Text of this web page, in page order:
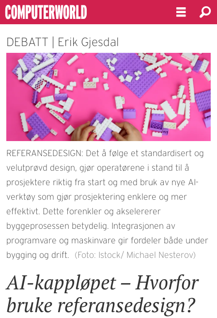
DEBATT | Erik Gjesdal
REFERANSEDESIGN: Det å følge et standardisert og
velutprøvd design, gjør operatørene i stand til å
prosjektere riktig fra start og med bruk av nye AI-
verktøy som gjør prosjektering enklere og mer
effektivt. Dette forenkler og akselererer
byggeprosessen betydelig. Integrasjonen av
programvare og maskinvare gir fordeler både under
bygging og drift.
(Foto: Istock/ Michael Nesterov)
AI-kappløpet – Hvorfor
bruke referansedesign?